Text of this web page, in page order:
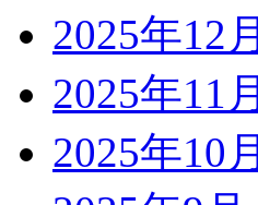
2025年12月
2025年11月
2025年10月